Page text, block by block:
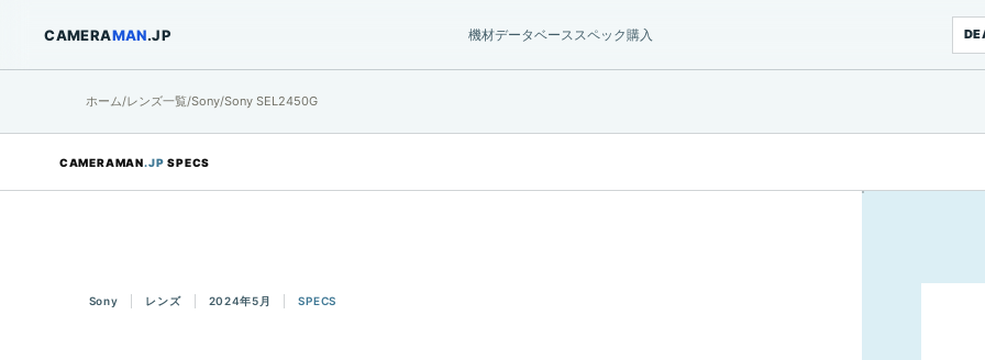
CAMERAMAN.JP 機材データベーススペック購入
ホーム/レンズ一覧/Sony/Sony SEL2450G
CAMERAMAN.JP SPECS
Sony レンズ 2024年5月 SPECS